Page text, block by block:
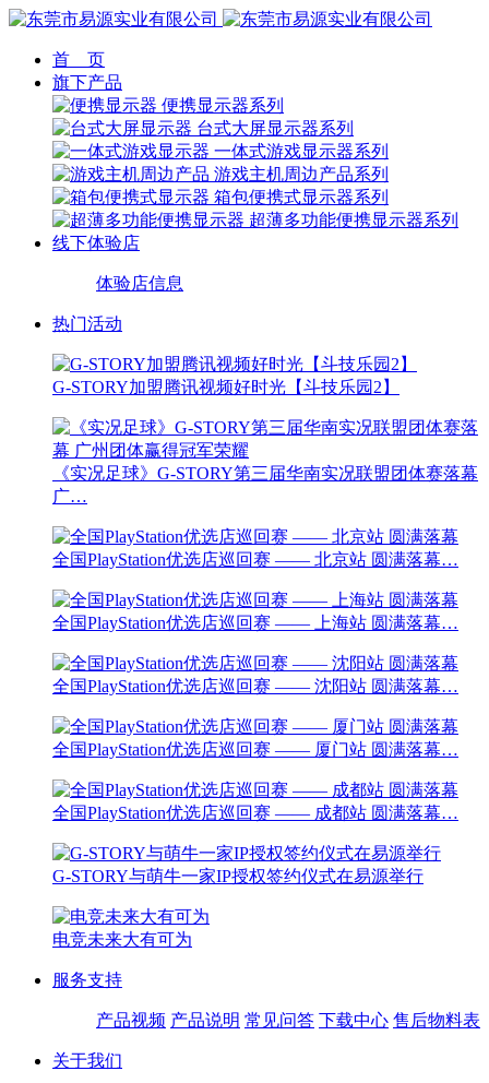
首 页
旗下产品
便携显示器系列
台式大屏显示器系列
一体式游戏显示器系列
游戏主机周边产品系列
箱包便携式显示器系列
超薄多功能便携显示器系列
线下体验店
体验店信息
热门活动
G-STORY加盟腾讯视频好时光【斗技乐园2】
《实况足球》G-STORY第三届华南实况联盟团体赛落幕
广…
全国PlayStation优选店巡回赛 —— 北京站 圆满落幕…
全国PlayStation优选店巡回赛 —— 上海站 圆满落幕…
全国PlayStation优选店巡回赛 —— 沈阳站 圆满落幕…
全国PlayStation优选店巡回赛 —— 厦门站 圆满落幕…
全国PlayStation优选店巡回赛 —— 成都站 圆满落幕…
G-STORY与萌牛一家IP授权签约仪式在易源举行
电竞未来大有可为
服务支持
产品视频 产品说明 常见问答 下载中心 售后物料表
关于我们